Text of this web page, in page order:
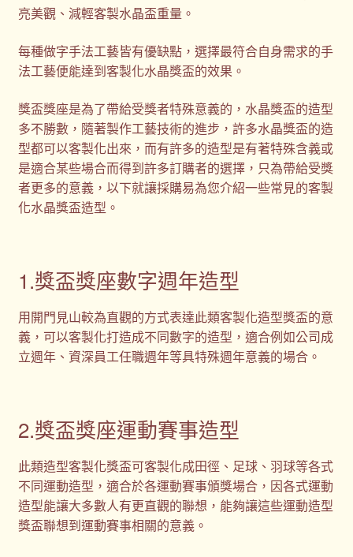
亮美觀、減輕客製水晶盃重量。
每種做字手法工藝皆有優缺點，選擇最符合自身需求的手
法工藝便能達到客製化水晶獎盃的效果。
獎盃獎座是為了帶給受獎者特殊意義的，水晶獎盃的造型
多不勝數，隨著製作工藝技術的進步，許多水晶獎盃的造
型都可以客製化出來，而有許多的造型是有著特殊含義或
是適合某些場合而得到許多訂購者的選擇，只為帶給受獎
者更多的意義，以下就讓採購易為您介紹一些常見的客製
化水晶獎盃造型。
1.獎盃獎座數字週年造型
用開門見山較為直觀的方式表達此類客製化造型獎盃的意
義，可以客製化打造成不同數字的造型，適合例如公司成
立週年、資深員工任職週年等具特殊週年意義的場合。
2.獎盃獎座運動賽事造型
此類造型客製化獎盃可客製化成田徑、足球、羽球等各式
不同運動造型，適合於各運動賽事頒獎場合，因各式運動
造型能讓大多數人有更直觀的聯想，能夠讓這些運動造型
獎盃聯想到運動賽事相關的意義。